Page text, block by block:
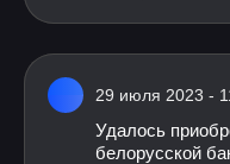
29 июля 2023 -
Удалось
белорусской